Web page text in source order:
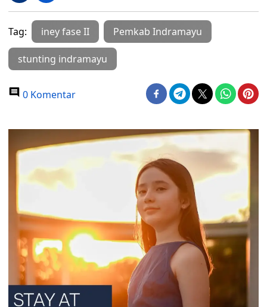
Tag: iney fase II Pemkab Indramayu
stunting indramayu
0 Komentar